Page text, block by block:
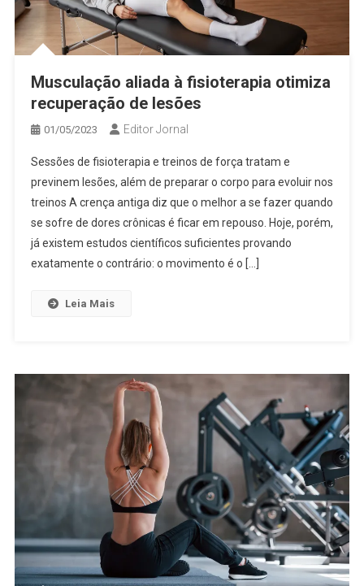
Musculação aliada à fisioterapia otimiza
recuperação de lesões
01/05/2023 Editor Jornal
Sessões de fisioterapia e treinos de força tratam e
previnem lesões, além de preparar o corpo para evoluir nos
treinos A crença antiga diz que o melhor a se fazer quando
se sofre de dores crônicas é ficar em repouso. Hoje, porém,
já existem estudos científicos suficientes provando
exatamente o contrário: o movimento é o […]
Leia Mais